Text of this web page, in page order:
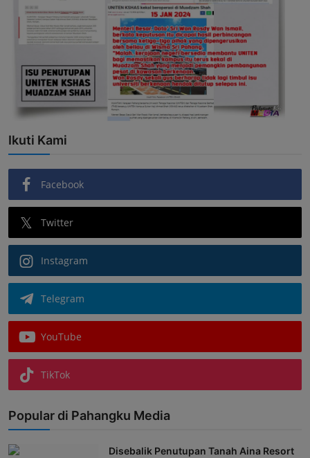
Ikuti Kami
Facebook
Twitter
Instagram
Telegram
YouTube
TikTok
Popular di Pahangku Media
Disebalik Penutupan Tanah Aina Resort